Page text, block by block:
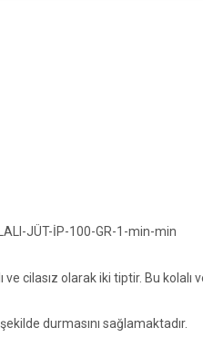
ve cilasız olarak iki tiptir. Bu kolalı
durmasını sağlamaktadır.